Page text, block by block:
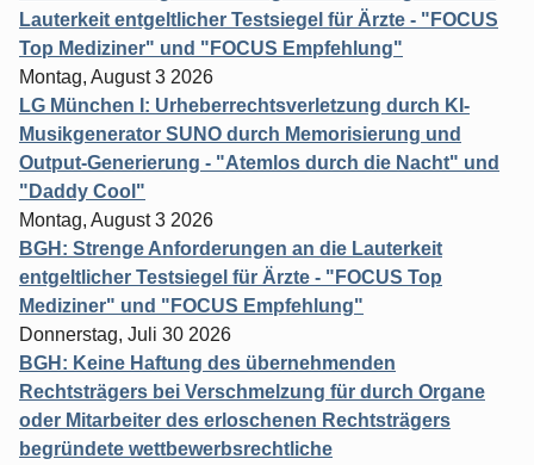
Lauterkeit entgeltlicher Testsiegel für Ärzte - "FOCUS
Top Mediziner" und "FOCUS Empfehlung"
Montag, August 3 2026
LG München I: Urheberrechtsverletzung durch KI-
Musikgenerator SUNO durch Memorisierung und
Output-Generierung - "Atemlos durch die Nacht" und
"Daddy Cool"
Montag, August 3 2026
BGH: Strenge Anforderungen an die Lauterkeit
entgeltlicher Testsiegel für Ärzte - "FOCUS Top
Mediziner" und "FOCUS Empfehlung"
Donnerstag, Juli 30 2026
BGH: Keine Haftung des übernehmenden
Rechtsträgers bei Verschmelzung für durch Organe
oder Mitarbeiter des erloschenen Rechtsträgers
begründete wettbewerbsrechtliche